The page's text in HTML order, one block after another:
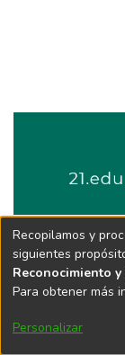
Recopilamos y
siguientes
Reconocimiento y
Para obtener más
Personalizar